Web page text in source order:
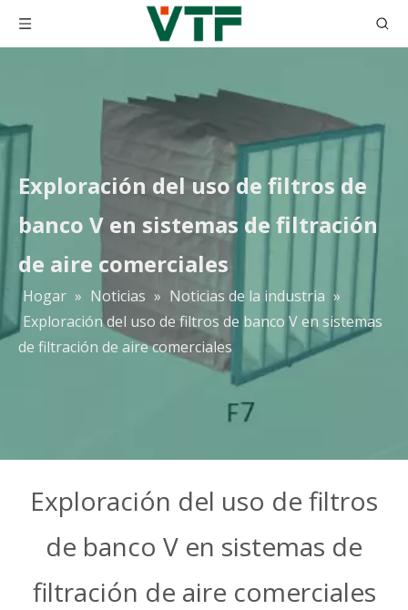
Exploración del uso de filtros de
banco V en sistemas de filtración
de aire comerciales
Hogar » Noticias » Noticias de la industria »
Exploración del uso de filtros de banco V en sistemas
de filtración de aire comerciales
Exploración del uso de filtros
de banco V en sistemas de
filtración de aire comerciales